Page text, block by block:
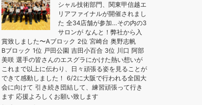
シャル技術部門、関東甲信越エ
リアファイナルが開催されまし
た 全34店舗が参加…その内の3
サロンが なんと！弊社から入
賞致しました〜Aブロック 2位 宮崎台 奥野志帆
Bブロック 1位 戸田公園 吉田小百合 3位 川口 阿部
美咲 選手の皆さんのエスグラにかけた熱い想いが
これまで以上に伝わり、日々頑張る姿を見ることが
できて感動しました！ 6/2に大阪で行われる全国大
会に向けて 引き続き団結して、練習頑張って行き
ます 応援よろしくお願い致します